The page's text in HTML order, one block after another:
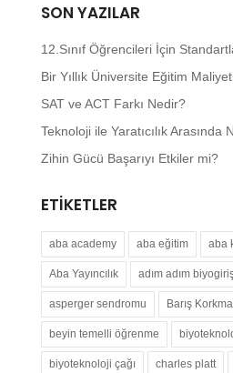
SON YAZILAR
12.Sınıf Öğrencileri İçin
Bir Yıllık Üniversite Eğitim
SAT ve ACT Farkı Nedir?
Teknoloji ile Yaratıcılık Arasında
Zihin Gücü Başarıyı Etkiler mi?
ETIKETLER
aba academy aba eğitim aba
Aba Yayıncılık adım adım
asperger sendromu Barış
beyin temelli öğrenme
biyoteknoloji çağı charles platt